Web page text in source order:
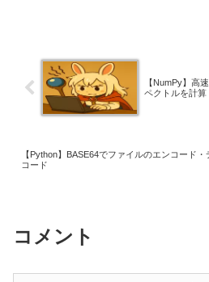
【NumPy】高
ペクトルを計算
【Python】BASE64でファイルのエンコード・
コード
コメント